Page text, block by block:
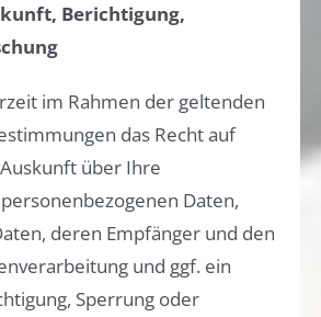
Berichtigung,
im Rahmen der geltenden
das Recht auf
über Ihre
Daten,
deren Empfänger und den
und ggf. ein
Sperrung oder